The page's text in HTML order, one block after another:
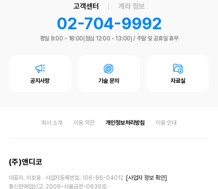
고객센터 계좌 정보
02-704-9992
평일 9:00 - 18:00(점심 12:00 - 13:00) / 주말 및 공휴일 휴무
공지사항 기술 문의 자료실
회사 소개 이용 약관 개인정보처리방침 이용 안내
(주)앤디코
대표자. 이호용 사업자등록번호. 106-86-04012 [사업자 정보 확인]
통신판매업신고. 2009-서울금천-0639호